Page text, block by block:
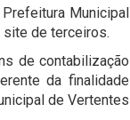
Municipal
site de terceiros.
de contabilização
da finalidade
de Vertentes